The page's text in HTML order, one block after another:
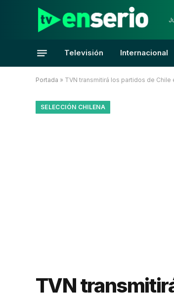
Televisión Internacional
Portada » TVN transmitirá los partidos de
SELECCIÓN CHILENA
TVN